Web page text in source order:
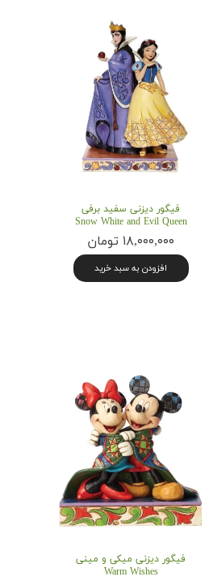
فیگور دیزنی سفید برفی
Snow White and Evil Queen
۱۸,۰۰۰,۰۰۰ تومان
افزودن به سبد خرید
فیگور دیزنی میکی و مینی
Warm Wishes